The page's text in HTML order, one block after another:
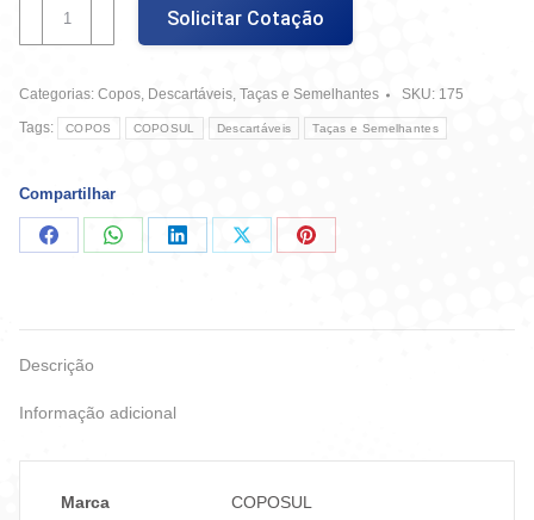
180ml
C/
100
Solicitar Cotação
Categorias: Copos, Descartáveis, Taças e Semelhantes SKU: 175
Tags:
COPOS COPOSUL Descartáveis Taças e Semelhantes
Compartilhar
CompartilharCompartilharCompartilharCompartilharCompartilhar
Descrição
Informação adicional
Marca COPOSUL